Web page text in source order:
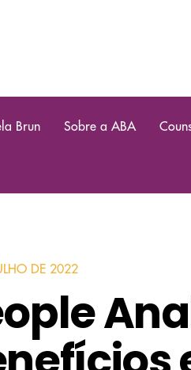
Brun Sobre a ABA
DE 2022